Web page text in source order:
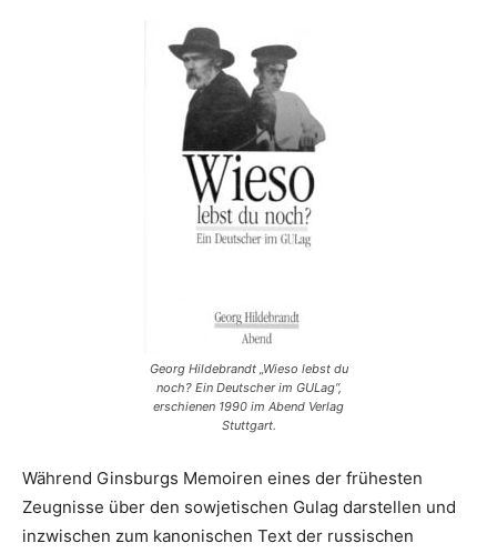
Georg Hildebrandt „Wieso lebst du
noch? Ein Deutscher im GULag“,
erschienen 1990 im Abend Verlag
Stuttgart.
Während Ginsburgs Memoiren eines der frühesten
Zeugnisse über den sowjetischen Gulag darstellen und
inzwischen zum kanonischen Text der russischen